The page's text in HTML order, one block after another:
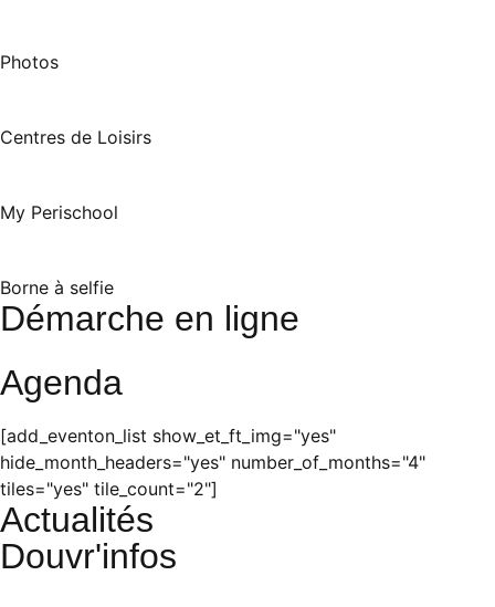
Photos
Centres de Loisirs
My Perischool
Borne à selfie
Démarche en ligne
Agenda
[add_eventon_list show_et_ft_img="yes"
hide_month_headers="yes" number_of_months="4"
tiles="yes" tile_count="2"]
Actualités
Douvr'infos